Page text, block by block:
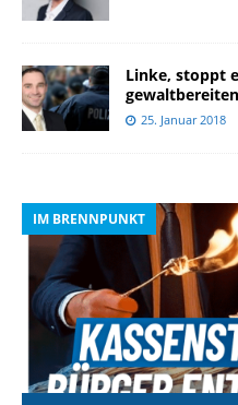
Linke, stoppt
25. Januar 2018
IM BRENNPUNKT